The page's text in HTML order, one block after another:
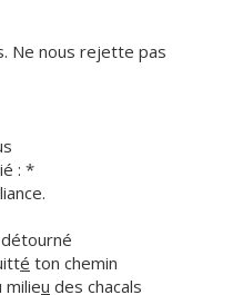
Ne nous rejette pas
: *
é ton chemin
milieu des chacals